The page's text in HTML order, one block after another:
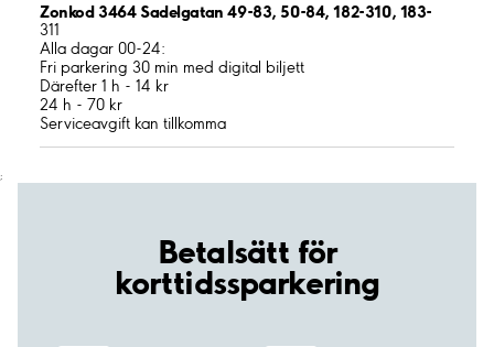
Zonkod 3464 Sadelgatan 49-83, 50-84, 182-310, 183-
311
Alla dagar 00-24:
Fri parkering 30 min med digital biljett
Därefter 1 h - 14 kr
24 h - 70 kr
Serviceavgift kan tillkomma
;
Betalsätt för
korttidssparkering